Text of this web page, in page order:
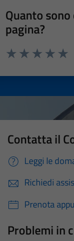
Quanto
pagina?
Contatta il
Leggi le
Richiedi
Prenota
Problemi in